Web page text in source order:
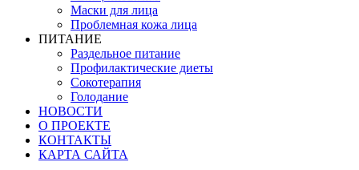
Маски для лица
Проблемная кожа лица
ПИТАНИЕ
Раздельное питание
Профилактические диеты
Сокотерапия
Голодание
НОВОСТИ
О ПРОЕКТЕ
КОНТАКТЫ
КАРТА САЙТА